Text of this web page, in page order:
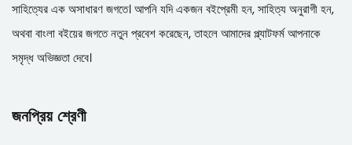
সাহিত্যের এক অসাধারণ জগতে। আপনি যদি একজন বইপ্রেমী হন, সাহিত্য অনুরাগী হন,
অথবা বাংলা বইয়ের জগতে নতুন প্রবেশ করেছেন, তাহলে আমাদের প্ল্যাটফর্ম আপনাকে
সমৃদ্ধ অভিজ্ঞতা দেবে।
জনপ্রিয় শ্রেণী